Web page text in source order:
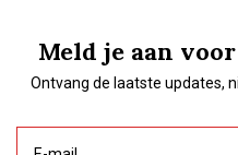
Meld je aan
Ontvang de laatste updates,